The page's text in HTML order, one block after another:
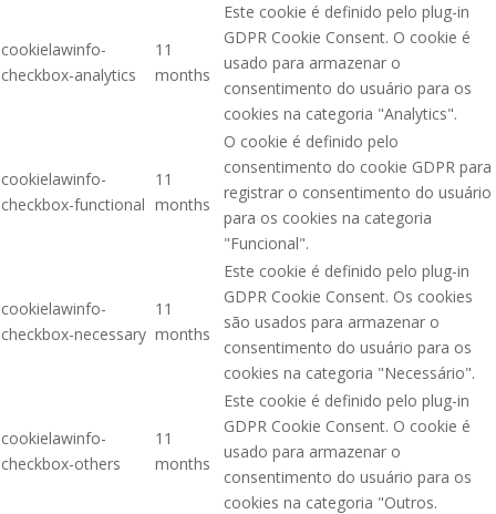
cookielawinfo-
checkbox-analytics
11
months
Este cookie é definido pelo plug-in
GDPR Cookie Consent. O cookie é
usado para armazenar o
consentimento do usuário para os
cookies na categoria "Analytics".
cookielawinfo-
checkbox-functional
11
months
O cookie é definido pelo
consentimento do cookie GDPR para
registrar o consentimento do usuário
para os cookies na categoria
"Funcional".
cookielawinfo-
checkbox-necessary
11
months
Este cookie é definido pelo plug-in
GDPR Cookie Consent. Os cookies
são usados para armazenar o
consentimento do usuário para os
cookies na categoria "Necessário".
cookielawinfo-
checkbox-others
11
months
Este cookie é definido pelo plug-in
GDPR Cookie Consent. O cookie é
usado para armazenar o
consentimento do usuário para os
cookies na categoria "Outros.